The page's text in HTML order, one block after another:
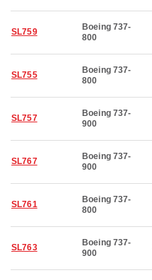
SL759
Boeing 737-
800
SL755
Boeing 737-
800
SL757
Boeing 737-
900
SL767
Boeing 737-
900
SL761
Boeing 737-
800
SL763
Boeing 737-
900